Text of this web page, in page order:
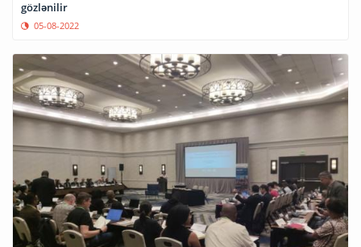
gözlənilir
05-08-2022